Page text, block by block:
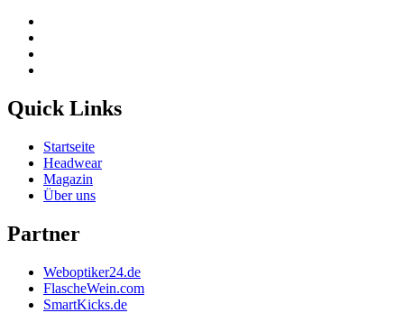
Quick Links
Startseite
Headwear
Magazin
Über uns
Partner
Weboptiker24.de
FlascheWein.com
SmartKicks.de